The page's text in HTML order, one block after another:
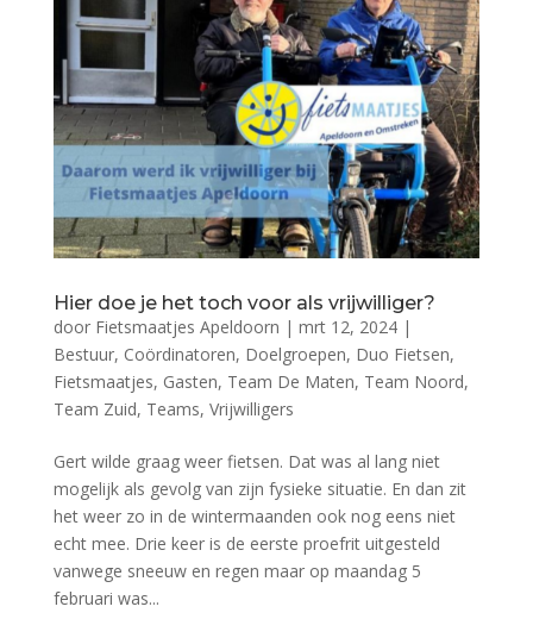
Hier doe je het toch voor als vrijwilliger?
door Fietsmaatjes Apeldoorn | mrt 12, 2024|
Bestuur, Coördinatoren, Doelgroepen, Duo Fietsen,
Fietsmaatjes, Gasten, Team De Maten, Team Noord,
Team Zuid, Teams, Vrijwilligers
Gert wilde graag weer fietsen. Dat was al lang niet
mogelijk als gevolg van zijn fysieke situatie. En dan zit
het weer zo in de wintermaanden ook nog eens niet
echt mee. Drie keer is de eerste proefrit uitgesteld
vanwege sneeuw en regen maar op maandag 5
februari was...